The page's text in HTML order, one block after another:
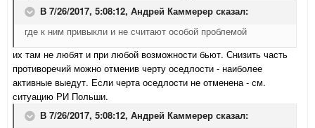
В 7/26/2017, 5:08:12, Андрей Каммерер сказал:
где к ним привыкли и не считают особой проблемой
их там не любят и при любой возможности бьют. Снизить часть
противоречий можно отменив черту оседлости - наиболее
активные выедут. Если черта оседлости не отменена - см.
ситуацию РИ Польши.
В 7/26/2017, 5:08:12, Андрей Каммерер сказал: